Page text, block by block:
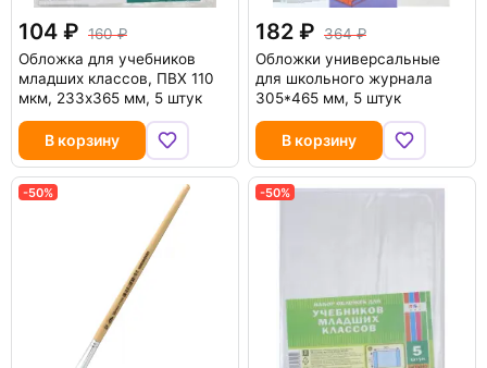
104
160
Обложка для учебников
младших классов, ПВХ 110
мкм, 233х365 мм, 5 штук
В корзину
182
364
Обложки универсальные
для школьного журнала
305*465 мм, 5 штук
В корзину
-50% -50%